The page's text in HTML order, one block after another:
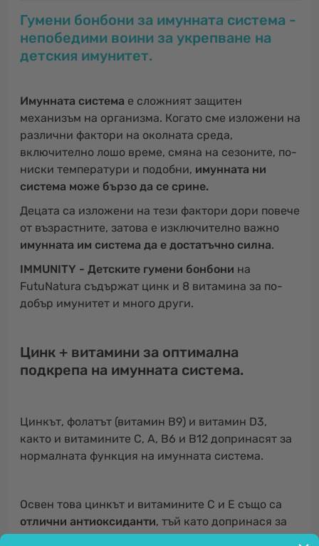
Гумени бонбони за имунната система -
непобедими воини за укрепване на
детския имунитет.
Имунната система е сложният защитен
механизъм на организма. Когато сме изложени на
различни фактори на околната среда,
включително лошо време, смяна на сезоните, по-
ниски температури и подобни, имунната ни
система може бързо да се срине.
Децата са изложени на тези фактори дори повече
от възрастните, затова е изключително важно
имунната им система да е достатъчно силна.
IMMUNITY - Детските гумени бонбони на
FutuNatura съдържат цинк и 8 витамина за по-
добър имунитет и много други.
Цинк + витамини за оптимална
подкрепа на имунната система.
Цинкът, фолатът (витамин В9) и витамин D3,
както и витамините С, А, В6 и В12 допринасят за
нормалната функция на имунната система.
Освен това цинкът и витамините С и Е също са
отлични антиоксиданти, тъй като допринася за
защитата на клетките отоксидативен стрес,